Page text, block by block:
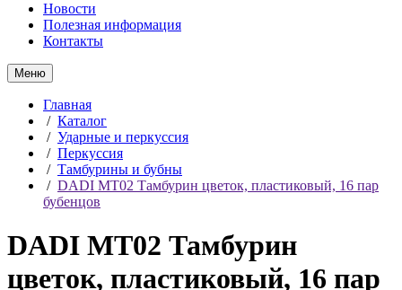
Новости
Полезная информация
Контакты
Меню
Главная
/ Каталог
/ Ударные и перкуссия
/ Перкуссия
/ Тамбурины и бубны
/ DADI MT02 Тамбурин цветок, пластиковый, 16 пар
бубенцов
DADI MT02 Тамбурин
цветок, пластиковый, 16 пар